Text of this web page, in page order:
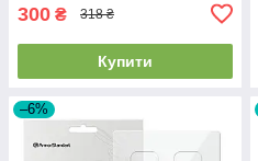
300 ₴ 318 ₴
Купити
–6%